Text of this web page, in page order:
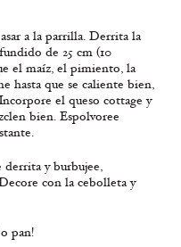
a la parrilla. Derrita la
de 25 cm (10
el maíz, el pimiento, la
hasta que se caliente bien,
el queso cottage y
bien. Espolvoree
derrita y burbujee,
con la cebolleta y
pan!